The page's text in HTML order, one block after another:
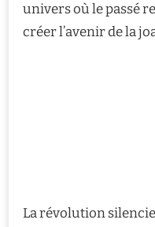
univers où le passé
créer l’avenir de la
La révolution